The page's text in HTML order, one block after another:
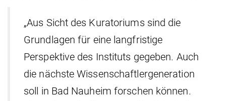
„Aus Sicht des Kuratoriums sind die
Grundlagen für eine langfristige
Perspektive des Instituts gegeben. Auch
die nächste Wissenschaftlergeneration
soll in Bad Nauheim forschen können.